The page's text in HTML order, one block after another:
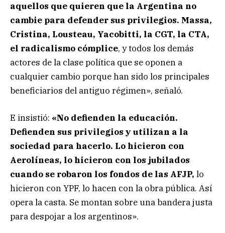
aquellos que quieren que la Argentina no
cambie para defender sus privilegios. Massa,
Cristina, Lousteau, Yacobitti, la CGT, la CTA,
el radicalismo cómplice, y todos los demás
actores de la clase política que se oponen a
cualquier cambio porque han sido los principales
beneficiarios del antiguo régimen», señaló.
E insistió: «No defienden la educación.
Defienden sus privilegios y utilizan a la
sociedad para hacerlo. Lo hicieron con
Aerolíneas, lo hicieron con los jubilados
cuando se robaron los fondos de las AFJP, lo
hicieron con YPF, lo hacen con la obra pública. Así
opera la casta. Se montan sobre una bandera justa
para despojar a los argentinos».